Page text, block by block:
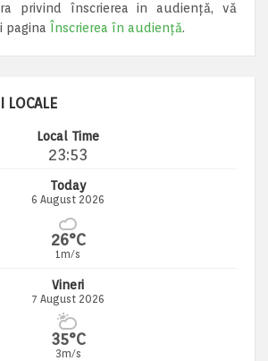
privind înscrierea in audiență, vă
pagina Înscrierea în audiență.
LOCALE
Local Time
23:53
Today
6 August 2026
26°C
1m/s
Vineri
7 August 2026
35°C
3m/s